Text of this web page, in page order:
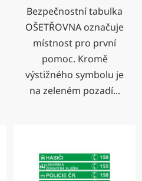
Bezpečnostní tabulka
OŠETŘOVNA označuje
místnost pro první
pomoc. Kromě
výstižného symbolu je
na zeleném pozadí...